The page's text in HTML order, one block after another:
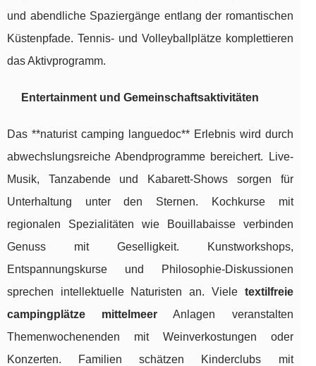
und abendliche Spaziergänge entlang der romantischen
Küstenpfade. Tennis- und Volleyballplätze komplettieren
das Aktivprogramm.
Entertainment und Gemeinschaftsaktivitäten
Das **naturist camping languedoc** Erlebnis wird durch
abwechslungsreiche Abendprogramme bereichert. Live-
Musik, Tanzabende und Kabarett-Shows sorgen für
Unterhaltung unter den Sternen. Kochkurse mit
regionalen Spezialitäten wie Bouillabaisse verbinden
Genuss mit Geselligkeit. Kunstworkshops,
Entspannungskurse und Philosophie-Diskussionen
sprechen intellektuelle Naturisten an. Viele textilfreie
campingplätze mittelmeer Anlagen veranstalten
Themenwochenenden mit Weinverkostungen oder
Konzerten. Familien schätzen Kinderclubs mit